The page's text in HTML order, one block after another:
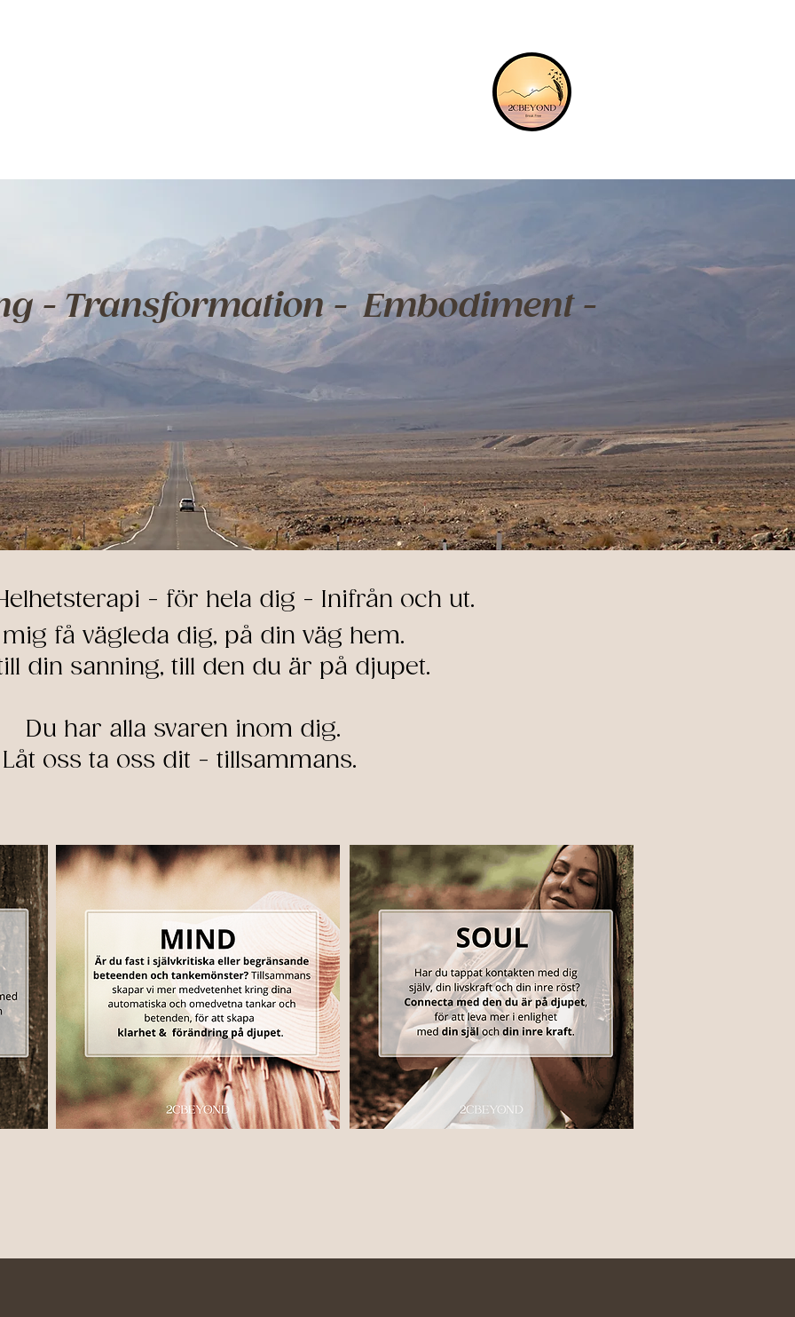
- Transformation - Embodiment -
​- för hela dig - Inifrån och ut.​
mig få vägleda dig, på din väg hem.
din sanning, till den du är på djupet.
Du har alla svaren inom dig.
Låt oss ta oss dit - tillsammans.